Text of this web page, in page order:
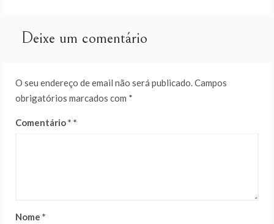
Deixe um comentário
O seu endereço de email não será publicado.Campos
obrigatórios marcados com *
Comentário*
Nome *